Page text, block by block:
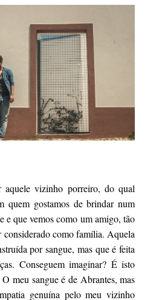
aquele vizinho porreiro, do qual
quem gostamos de brindar num
e que vemos como um amigo, tão
considerado como família. Aquela
por sangue, mas que é feita
Conseguem imaginar? É isto
meu sangue é de Abrantes, mas
genuína pelo meu vizinho